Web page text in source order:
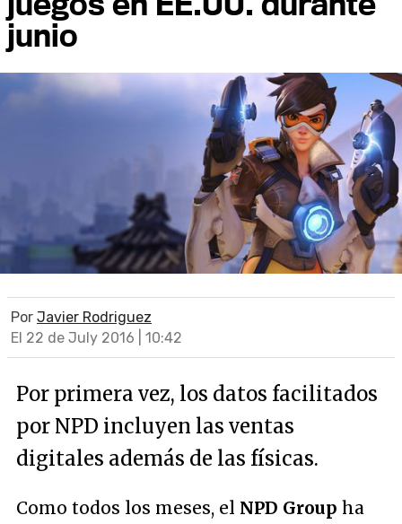
junio
Por Javier Rodriguez
El 22 de July 2016 | 10:42
Por primera vez, los datos facilitados
por NPD incluyen las ventas
digitales además de las físicas.
Como todos los meses, el NPD Group ha